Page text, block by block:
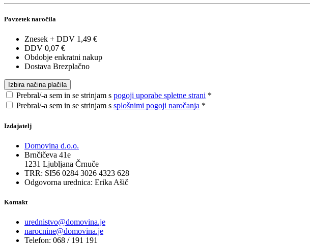
Povzetek naročila
Znesek + DDV 1,49 €
DDV 0,07 €
Obdobje enkratni nakup
Dostava Brezplačno
Izbira načina plačila
Prebral/-a sem in se strinjam s pogoji uporabe spletne strani *
Prebral/-a sem in se strinjam s splošnimi pogoji naročanja *
Izdajatelj
Domovina d.o.o.
Brnčičeva 41e
1231 Ljubljana Črnuče
TRR: SI56 0284 3026 4323 628
Odgovorna urednica: Erika Ašič
Kontakt
urednistvo@domovina.je
narocnine@domovina.je
Telefon: 068 / 191 191